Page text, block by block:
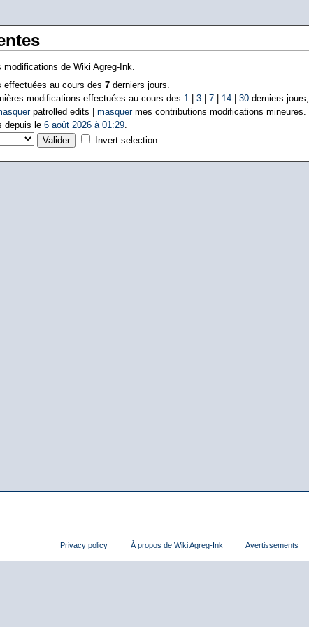
de Wiki Agreg-Ink.
au cours des 7derniers jours.
modifications effectuées au cours des 1 3| 7| 14| 30derniers jours;
patrolled edits | masquermes contributions modifications mineures.
depuis le 6 août 2026 à 01:29.
Invert selection
Privacy policy À propos de Wiki Agreg-Ink Avertissements